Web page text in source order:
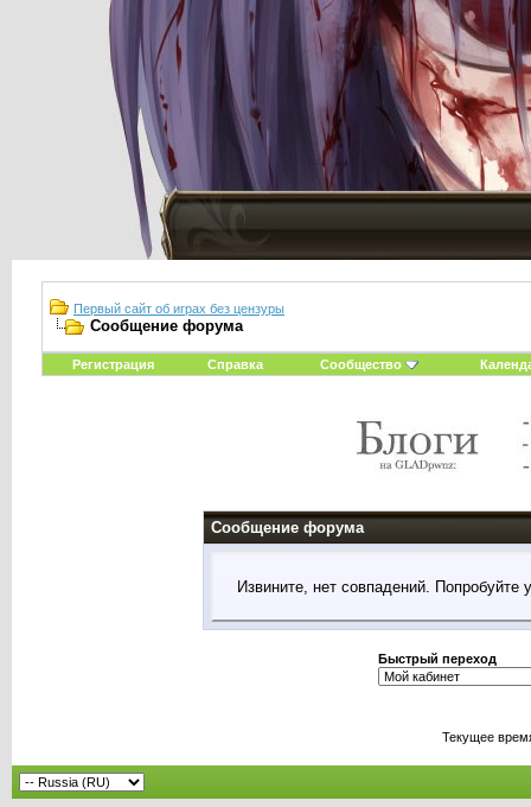
Первый сайт об играх без цензуры
Сообщение форума
Регистрация Справка Сообщество
Сообщение форума
Извините, нет совпадений. Попробуйте
Быстрый переход
Текущее